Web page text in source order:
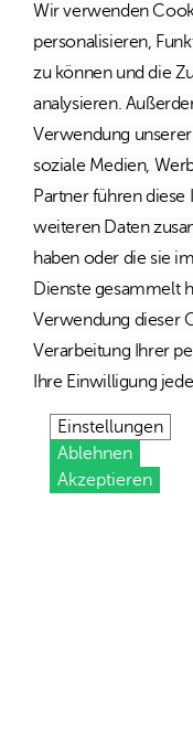
Wir verwenden
personalisieren,
zu können und die
analysieren.
Verwendung
soziale Medien,
Partner führen
weiteren Daten
haben oder die sie
Dienste gesammelt
Verwendung dieser
Verarbeitung Ihrer
Ihre Einwilligung
Einstellungen
Ablehnen
Akzeptieren